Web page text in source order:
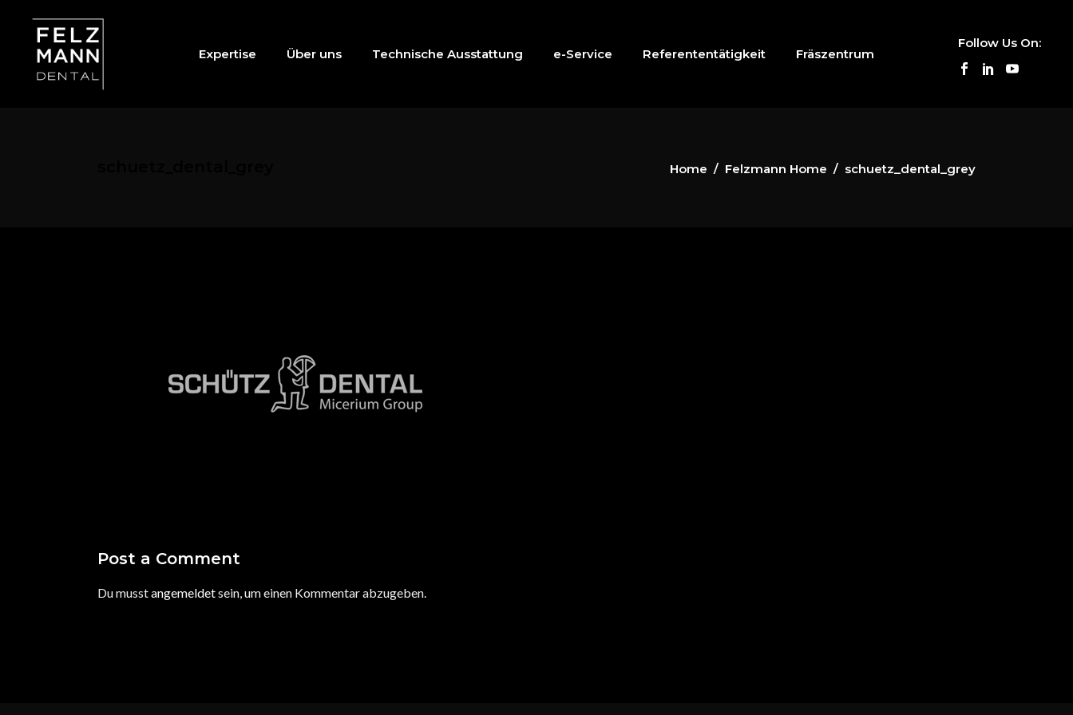
Expertise Über uns Technische Ausstattung e-Service Referententätigkeit Fräszentrum
Follow Us On:
Home / Felzmann Home / schuetz_dental_grey
Post a Comment
Du musstangemeldetsein, um einen Kommentar abzugeben.